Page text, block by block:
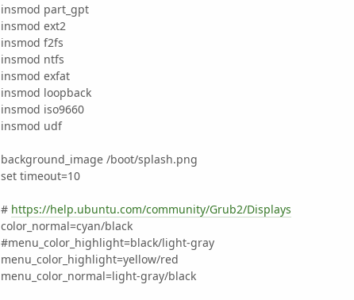
insmod part_gpt
insmod ext2
insmod f2fs
insmod ntfs
insmod exfat
insmod loopback
insmod iso9660
insmod udf
background_image /boot/splash.png
set timeout=10
# https://help.ubuntu.com/community/Grub2/Displays
color_normal=cyan/black
#menu_color_highlight=black/light-gray
menu_color_highlight=yellow/red
menu_color_normal=light-gray/black